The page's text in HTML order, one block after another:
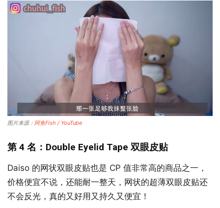
图片来源： 阿鱼Fish / YouTube
第 4 名：Double Eyelid Tape 双眼皮贴
Daiso 的网状双眼皮贴也是 CP 值非常高的商品之一，
价格便宜不说，还能耐一整天，网状的超薄双眼皮贴还
不会反光，真的又好用又持久又便宜！